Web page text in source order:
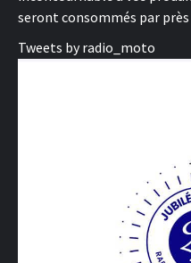
seront consommés par près
Tweets by radio_moto